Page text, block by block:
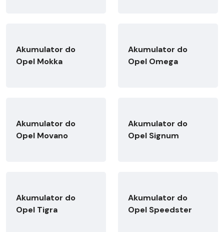
Akumulator do
Opel Mokka
Akumulator do
Opel Omega
Akumulator do
Opel Movano
Akumulator do
Opel Signum
Akumulator do
Opel Tigra
Akumulator do
Opel Speedster